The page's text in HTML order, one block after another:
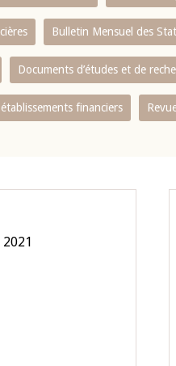
Bulletin Mensuel des
Documents d’études et de
financiers